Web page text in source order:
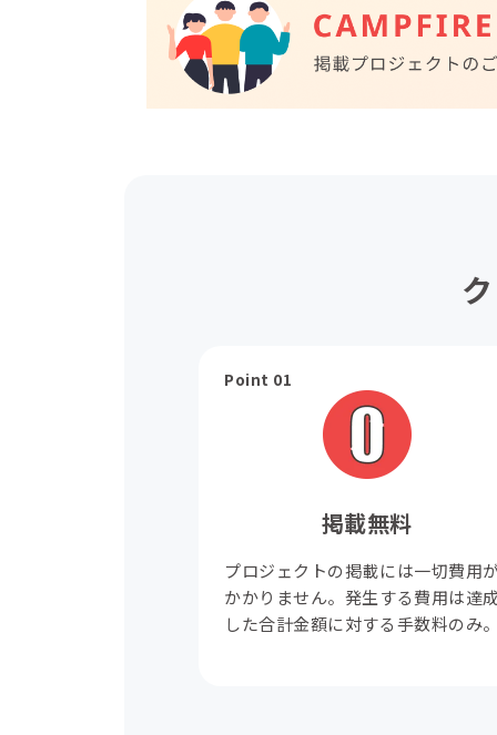
Point 01
掲載無料
プロジェクトの掲載には一切費用
かかりません。発生する費用は達
した合計金額に対する手数料のみ